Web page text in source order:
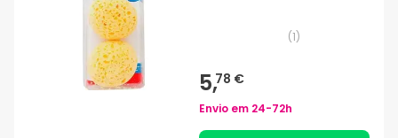
(1)
5,78 €
Envio em 24-72h